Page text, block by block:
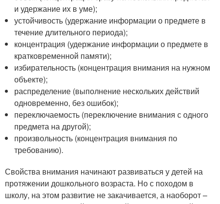
и удержание их в уме);
устойчивость (удержание информации о предмете в
течение длительного периода);
концентрация (удержание информации о предмете в
кратковременной памяти);
избирательность (концентрация внимания на нужном
объекте);
распределение (выполнение нескольких действий
одновременно, без ошибок);
переключаемость (переключение внимания с одного
предмета на другой);
произвольность (концентрация внимания по
требованию).
Свойства внимания начинают развиваться у детей на
протяжении дошкольного возраста. Но с походом в
школу, на этом развитие не закачивается, а наоборот –